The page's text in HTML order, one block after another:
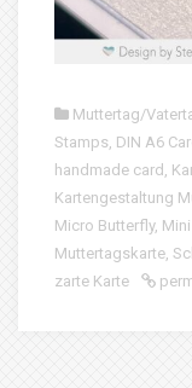
Muttertag/
Stamps, DIN A6
handmade card ,
Kartengestaltung
Micro Butterfly,
Muttertagskarte,
zarte Karte